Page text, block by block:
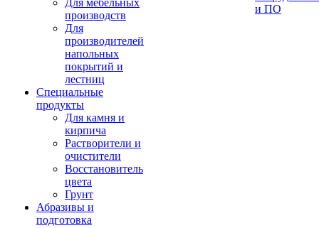
Для мебельных
производств
Для
производителей
напольных
покрытий и
лестниц
Специальные
продукты
Для камня и
кирпича
Растворители и
очистители
Восстановитель
цвета
Грунт
Абразивы и
подготовка
и ПО